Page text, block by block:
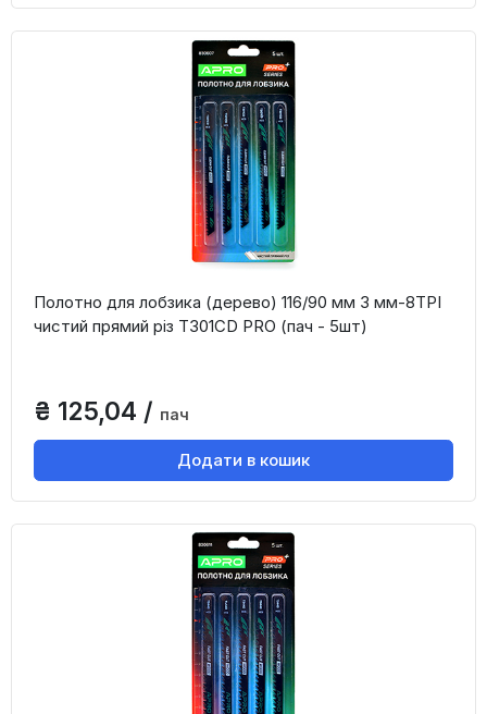
Полотно для лобзика (дерево) 116/90 мм 3 мм-8TPI
чистий прямий різ T301CD PRO (пач - 5шт)
₴ 125,04 / пач
Додати в кошик